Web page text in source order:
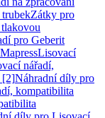
Zátky pro
pro Geberit
Lisovací
nářadí,
[2]Náhradní díly pro
kompatibilita